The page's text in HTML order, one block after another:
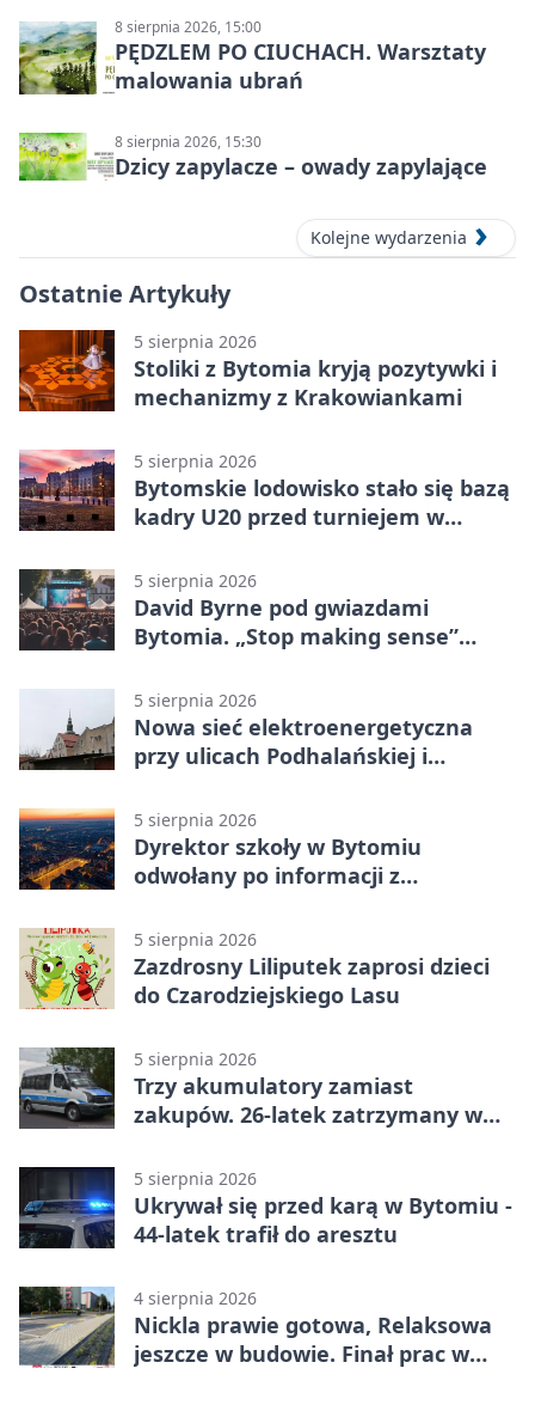
8 sierpnia 2026, 15:00
PĘDZLEM PO CIUCHACH. Warsztaty
malowania ubrań
8 sierpnia 2026, 15:30
Dzicy zapylacze – owady zapylające
Kolejne wydarzenia
Ostatnie Artykuły
5 sierpnia 2026
Stoliki z Bytomia kryją pozytywki i
mechanizmy z Krakowiankami
5 sierpnia 2026
Bytomskie lodowisko stało się bazą
kadry U20 przed turniejem w
5 sierpnia 2026
David Byrne pod gwiazdami
Bytomia. „Stop making sense”
5 sierpnia 2026
Nowa sieć elektroenergetyczna
przy ulicach Podhalańskiej i
5 sierpnia 2026
Dyrektor szkoły w Bytomiu
odwołany po informacji z
5 sierpnia 2026
Zazdrosny Liliputek zaprosi dzieci
do Czarodziejskiego Lasu
5 sierpnia 2026
Trzy akumulatory zamiast
zakupów. 26-latek zatrzymany w
5 sierpnia 2026
Ukrywał się przed karą w Bytomiu -
44-latek trafił do aresztu
4 sierpnia 2026
Nickla prawie gotowa, Relaksowa
jeszcze w budowie. Finał prac w